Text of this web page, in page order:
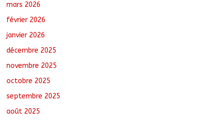
mars 2026
février 2026
janvier 2026
décembre 2025
novembre 2025
octobre 2025
septembre 2025
août 2025